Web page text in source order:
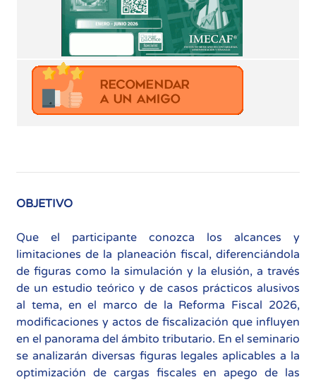
OBJETIVO
Que el participante conozca los alcances y
limitaciones de la planeación fiscal, diferenciándola
de figuras como la simulación y la elusión, a través
de un estudio teórico y de casos prácticos alusivos
al tema, en el marco de la Reforma Fiscal 2026,
modificaciones y actos de fiscalización que influyen
en el panorama del ámbito tributario. En el seminario
se analizarán diversas figuras legales aplicables a la
optimización de cargas fiscales en apego de las